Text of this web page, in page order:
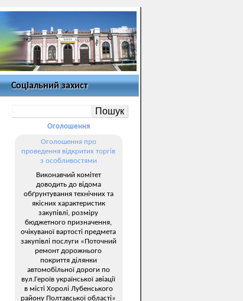
Соціальний захист
Оголошення
Оголошення про
проведення відкритих торгів
з особливостями
Виконавчий комітет
доводить до відома
обґрунтування технічних та
якісних характеристик
закупівлі, розміру
бюджетного призначення,
очікуваної вартості предмета
закупівлі послуги «Поточний
ремонт дорожнього
покриття ділянки
автомобільної дороги по
вул.Героїв української авіації
в місті Хоролі Лубенського
району Полтавської області»